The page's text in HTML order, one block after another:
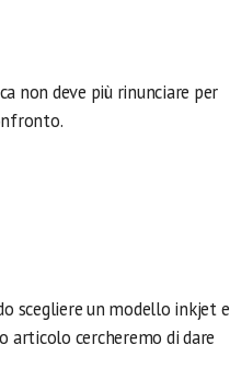
non deve più rinunciare per
scegliere un modello inkjet e
articolo cercheremo di dare